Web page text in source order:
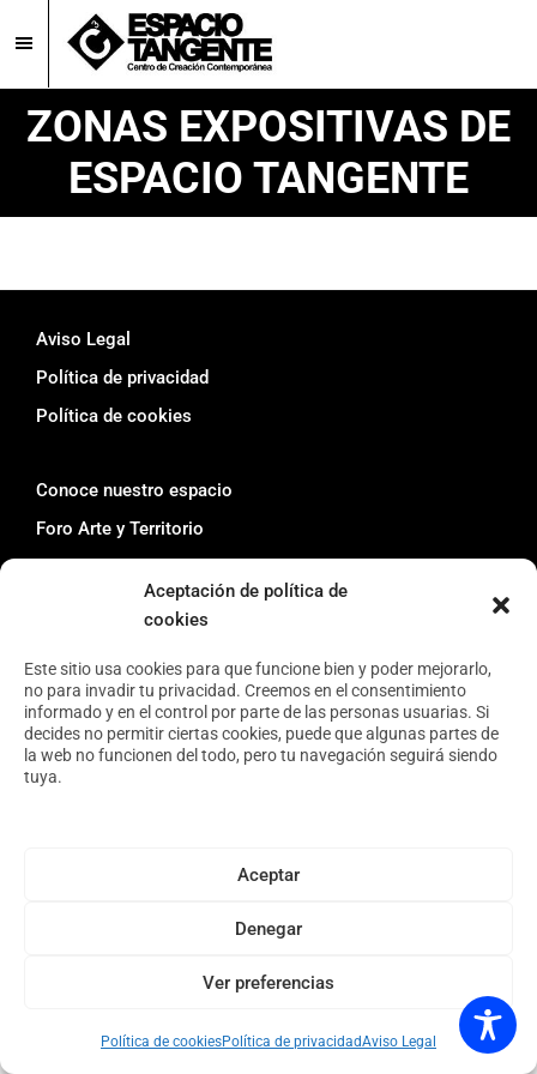
Aceptación de política de
cookies
Este sitio usa cookies para que funcione bien y poder mejorarlo,
no para invadir tu privacidad. Creemos en el consentimiento
informado y en el control por parte de las personas usuarias. Si
decides no permitir ciertas cookies, puede que algunas partes de
la web no funcionen del todo, pero tu navegación seguirá siendo
tuya.
Aceptar
Denegar
Ver preferencias
Política de cookiesPolítica de privacidadAviso Legal
to
main
content
to
footerEspacio
Tangente
de
Creación
ZONAS EXPOSITIVAS DE
ESPACIO TANGENTE
Footer
Aviso Legal
Política de privacidad
Política de cookies
Conoce nuestro espacio
Foro Arte y Territorio
Copyright © 2026 · Espacio Tangente · Diseño web porAndrés Velayos.